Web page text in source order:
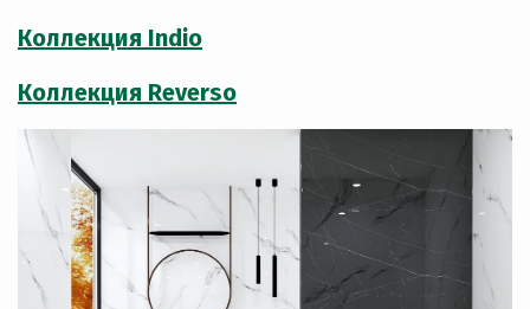
Коллекция Indio
Коллекция Reverso